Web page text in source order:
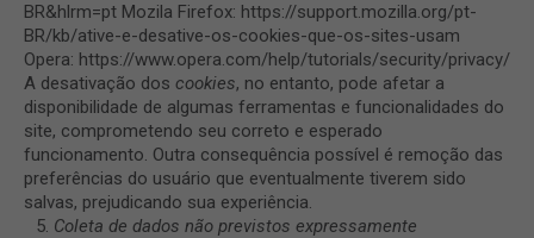
BR&hlrm=pt Mozila Firefox: https://support.mozilla.org/pt-
BR/kb/ative-e-desative-os-cookies-que-os-sites-usam
Opera: https://www.opera.com/help/tutorials/security/privacy/
A desativação dos cookies, no entanto, pode afetar a
disponibilidade de algumas ferramentas e funcionalidades do
site, comprometendo seu correto e esperado
funcionamento. Outra consequência possível é remoção das
preferências do usuário que eventualmente tiverem sido
salvas, prejudicando sua experiência.
Coleta de dados não previstos expressamente